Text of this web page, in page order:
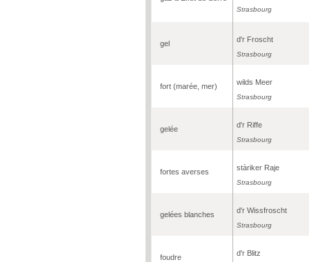
Strasbourg
gel d'r Froscht
Strasbourg
fort (marée, mer) wilds Meer
Strasbourg
gelée d'r Riffe
Strasbourg
fortes averses stàriker Raje
Strasbourg
gelées blanches d'r Wissfroscht
Strasbourg
foudre d'r Blitz